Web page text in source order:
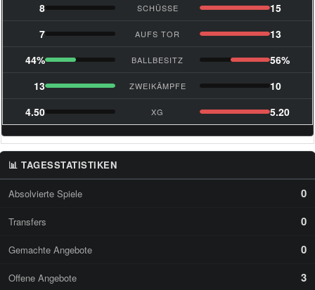
8 SCHÜSSE
15
7
AUFS TOR
13
44%
BALLBESITZ
56%
13
ZWEIKÄMPFE
10
4.50
XG 5.20
📊 TAGESSTATISTIKEN
Absolvierte Spiele 0
Transfers 0
Gemachte Angebote 0
Offene Angebote 3